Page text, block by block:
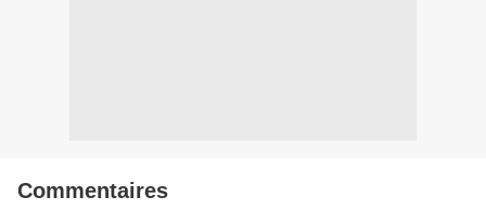
Commentaires